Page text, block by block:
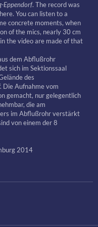
Eppendorf. The record was
You can listen to a
concrete moments, when
of the mics, nearly 30 cm
the video are made of that
dem Abflußrohr
sich im Sektionssaal
des
Die Aufnahme vom
gemacht, nur gelegentlich
die am
im Abflußrohr verstärkt
von einem der 8
2014